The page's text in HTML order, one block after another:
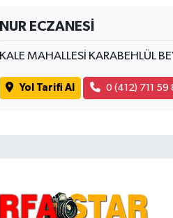
NUR ECZANESİ
KALE MAHALLESİ KARABEHLÜL
Yol Tarifi Al 0 (412) 711 59